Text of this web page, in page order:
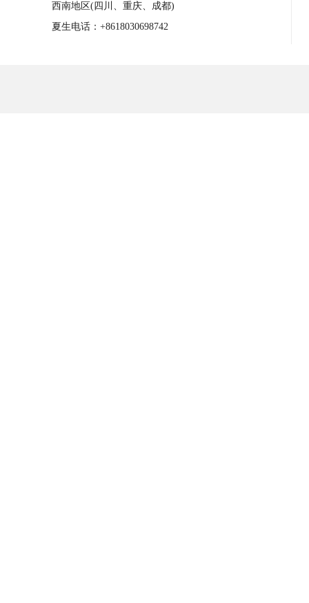
西南地区(四川、重庆、成都)
夏生电话：+8618030698742